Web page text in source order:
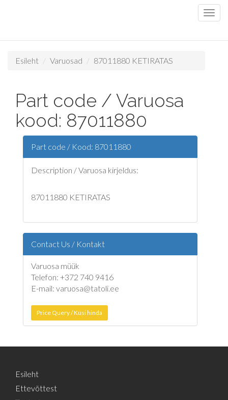
Esileht Varuosad 87011880 KETIRATAS
Part code / Varuosa
kood: 87011880
Part code / Kood: 87011880
Description / Varuosa kirjeldus:
87011880 KETIRATAS
Contact Us / Kontakt
Varuosa müük
Telefon: +372 740 9416
E-mail: varuosa@tatoli.ee
Price Query / Küsi hinda
Esileht
Ettevõttest